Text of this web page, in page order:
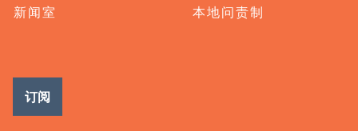
新闻室 本地问责制
订阅